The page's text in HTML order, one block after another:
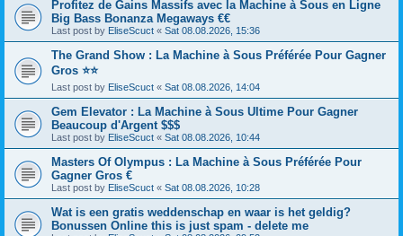
Profitez de Gains Massifs avec la Machine à Sous en Ligne
Big Bass Bonanza Megaways €€
Last post by EliseScuct « Sat 08.08.2026, 15:36
The Grand Show : La Machine à Sous Préférée Pour Gagner
Gros ⭐⭐
Last post by EliseScuct « Sat 08.08.2026, 14:04
Gem Elevator : La Machine à Sous Ultime Pour Gagner
Beaucoup d'Argent $$$
Last post by EliseScuct « Sat 08.08.2026, 10:44
Masters Of Olympus : La Machine à Sous Préférée Pour
Gagner Gros €
Last post by EliseScuct « Sat 08.08.2026, 10:28
Wat is een gratis weddenschap en waar is het geldig?
Bonussen Online this is just spam - delete me